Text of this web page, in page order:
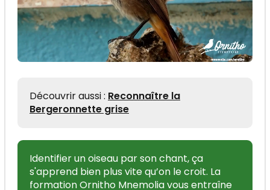
Découvrir aussi : Reconnaître la
Bergeronnette grise
Identifier un oiseau par son chant, ça
s'apprend bien plus vite qu’on le croit. La
formation Ornitho Mnemolia vous entraîne